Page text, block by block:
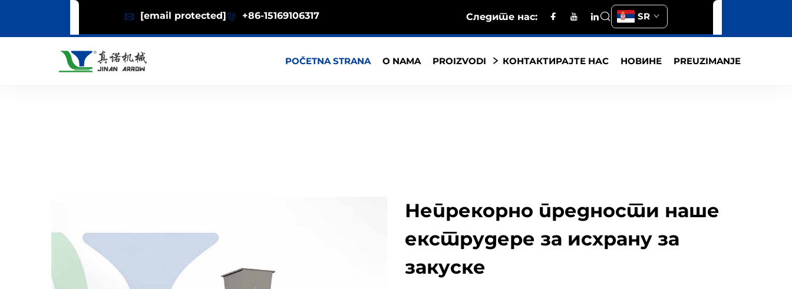
[email protected] +86-15169106317 Следите нас: SR
POČETNA STRANA O NAMA PROIZVODI КОНТАКТИРАЈТЕ НАС НОВИНЕ PREUZIMANJE
Непрекорно предности наше
екструдере за исхрану за
закуске